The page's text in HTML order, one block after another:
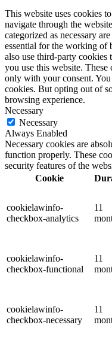
This website uses cookies
navigate through the
categorized as necessary
essential for the working of
also use third-party cookies
you use this website.
only with your consent.
cookies. But opting out of
browsing experience.
Necessary
Necessary
Always Enabled
Necessary cookies are
function properly. These
security features of the
Cookie
cookielawinfo-
checkbox-analytics
11
cookielawinfo-
checkbox-functional
11
cookielawinfo-
checkbox-necessary
11